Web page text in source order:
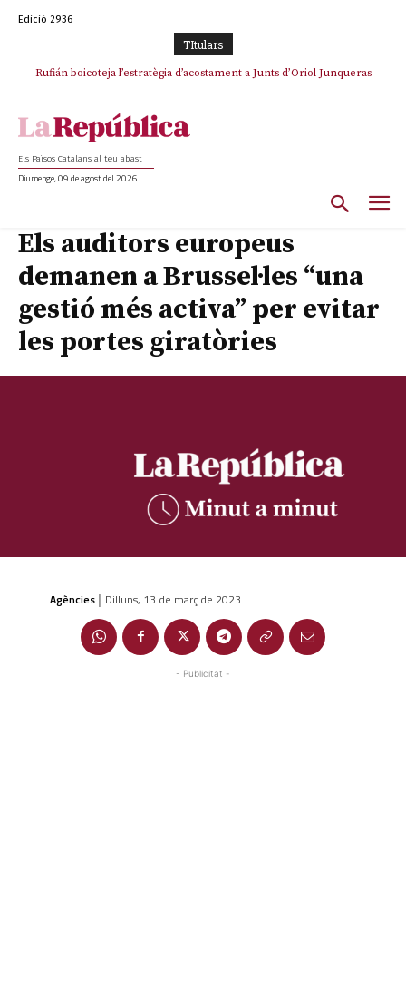
Edició 2936
TItulars
Rufián boicoteja l’estratègia d’acostament a Junts d’Oriol Junqueras
Els Països Catalans al teu abast
Diumenge, 09 de agost del 2026
Els auditors europeus
demanen a Brussel·les “una
gestió més activa” per evitar
les portes giratòries
Agències | Dilluns, 13 de març de 2023
- Publicitat -